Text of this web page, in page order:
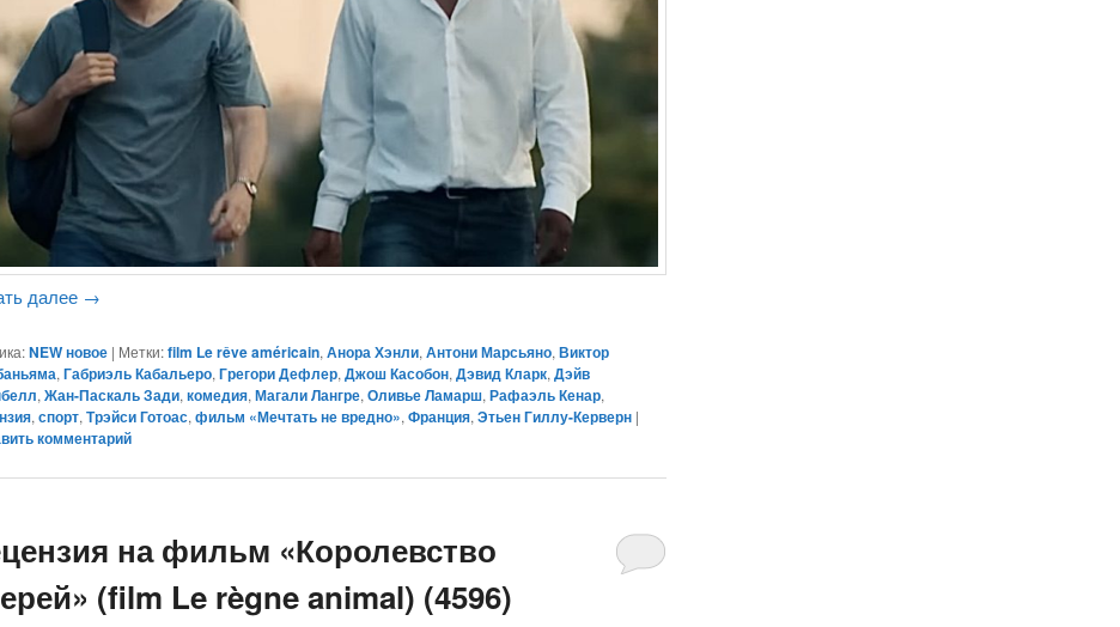
далее →
NEW новое | Метки: film Le rêve américain,Анора Хэнли,Антони Марсьяно,Виктор
,Габриэль Кабальеро,Грегори Дефлер,Джош Касобон,Дэвид Кларк,Дэйв
,Жан-Паскаль Зади,комедия,Магали Лангре,Оливье Ламарш,Рафаэль Кенар,
,спорт,Трэйси Готоас,фильм «Мечтать не вредно»,Франция,Этьен Гиллу-Керверн |
комментарий
на фильм «Королевство
(film Le règne animal) (4596)